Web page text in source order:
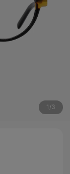
1 /3